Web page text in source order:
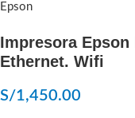
Epson
Impresora Epson
Ethernet. Wifi
S/1,450.00